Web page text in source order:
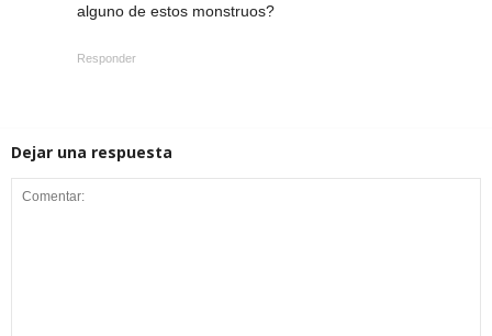
alguno de estos monstruos?
Responder
Dejar una respuesta